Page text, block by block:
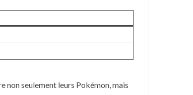
non seulement leurs Pokémon, mais